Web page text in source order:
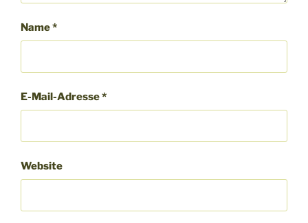
Name*
E-Mail-Adresse*
Website